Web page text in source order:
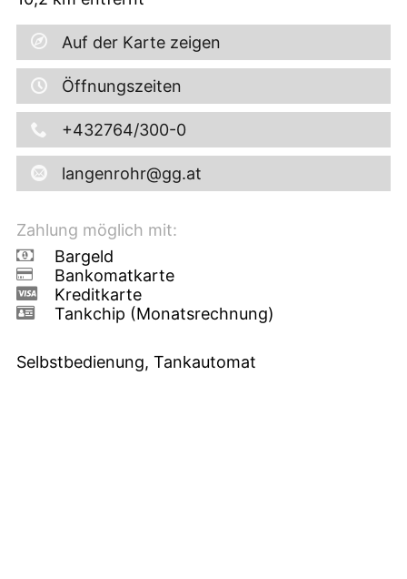
Auf der Karte zeigen
Öffnungszeiten
+432764/300-0
langenrohr@gg.at
Zahlung möglich mit:
Bargeld
Bankomatkarte
Kreditkarte
Tankchip (Monatsrechnung)
Selbstbedienung, Tankautomat